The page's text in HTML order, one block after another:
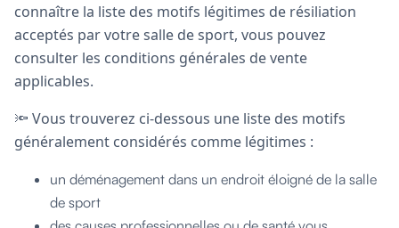
connaître la liste des motifs légitimes de résiliation
acceptés par votre salle de sport, vous pouvez
consulter les conditions générales de vente
applicables.
🔦 Vous trouverez ci-dessous une liste des motifs
généralement considérés comme légitimes :
un déménagement dans un endroit éloigné de la salle
de sport